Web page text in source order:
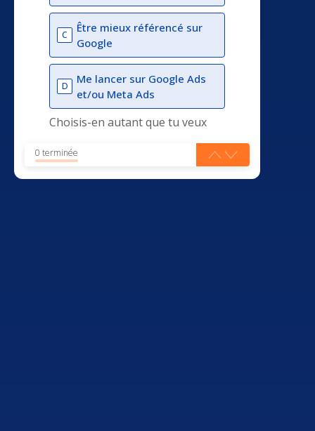
C
Être mieux référencé sur
Google
D
Me lancer sur Google Ads
et/ou Meta Ads
Choisis-en autant que tu veux
0 terminée